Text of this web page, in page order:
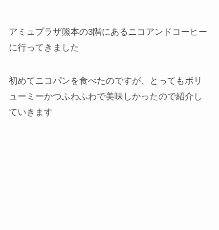
アミュプラザ熊本の3階にあるニコアンドコーヒー
に行ってきました
初めてニコパンを食べたのですが、とってもボリ
ューミーかつふわふわで美味しかったので紹介し
ていきます